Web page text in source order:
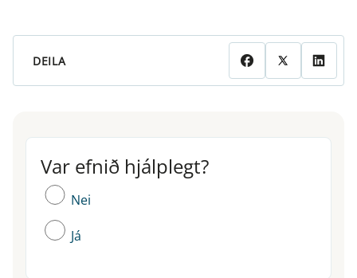
DEILA
Var efnið hjálplegt?
Var efnið hjálplegt?
Nei
Já